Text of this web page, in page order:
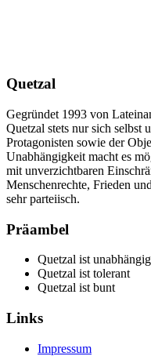
Quetzal
Gegründet 1993 von
Quetzal stets nur sich selbst
Protagonisten sowie der
Unabhängigkeit macht es
mit unverzichtbaren
Menschenrechte, Frieden
sehr parteiisch.
Präambel
Quetzal ist unabhängig
Quetzal ist tolerant
Quetzal ist bunt
Links
Impressum